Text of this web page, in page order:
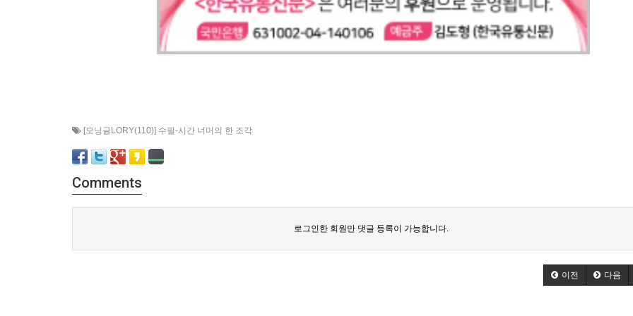
[모닝글LORY(110)] 수필-시간 너머의 한 조각
Comments
로그인한 회원만 댓글 등록이 가능합니다.
이전 다음